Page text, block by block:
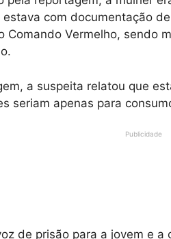
com documentação
Comando Vermelho, sendo
a suspeita relatou que
seriam apenas para
Publicidade
de prisão para a jovem e